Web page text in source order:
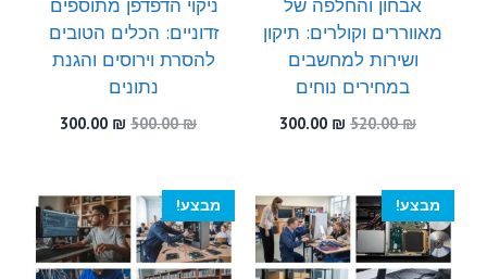
אבחון והחלפה של
מאווררים וקולרים: תיקון
ושירות למחשבים
במחירים נוחים
520.00₪
המחיר
520.00 ₪.
300.00 ₪
300.00 ₪.
ניקוי הדפדפן מתוספים
זדוניים: הכלים הטובים
להסרת וירוסים והגנת
נתונים
500.00₪
המחיר
500.00 ₪.
300.00 ₪
המחיר
300.00 ₪.
מבצע! מבצע!